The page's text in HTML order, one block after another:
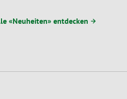
«Neuheiten» entdecken →